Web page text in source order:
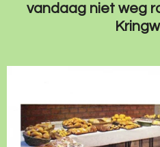
vandaag niet weg